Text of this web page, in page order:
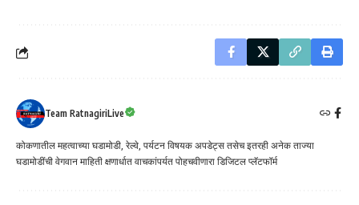
Team RatnagiriLive
कोकणातील महत्वाच्या घडामोडी, रेल्वे, पर्यटन विषयक अपडेट्स तसेच इतरही अनेक ताज्या
घडामोडींची वेगवान माहिती क्षणार्धात वाचकांपर्यत पोहचवीणारा डिजिटल प्लॅटफॉर्म